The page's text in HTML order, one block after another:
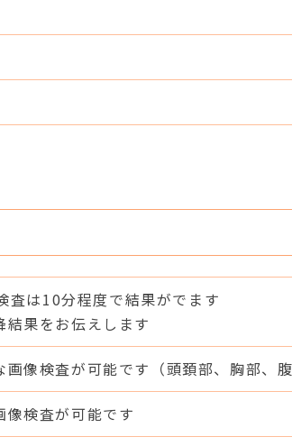
査は10分程度で結果がでます
果をお伝えします
像検査が可能です（頭頚部、胸部、
像検査が可能です